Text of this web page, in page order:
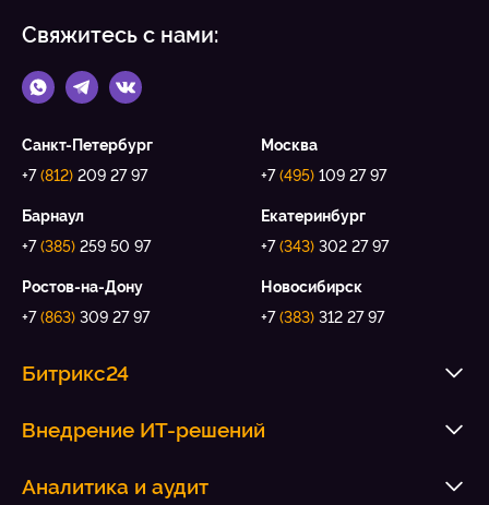
Свяжитесь с нами:
Санкт-Петербург
+7(812) 209 27 97
Москва
+7(495) 109 27 97
Барнаул
+7(385) 259 50 97
Екатеринбург
+7(343) 302 27 97
Ростов-на-Дону
+7(863) 309 27 97
Новосибирск
+7(383) 312 27 97
Битрикс24
Внедрение ИТ-решений
Аналитика и аудит